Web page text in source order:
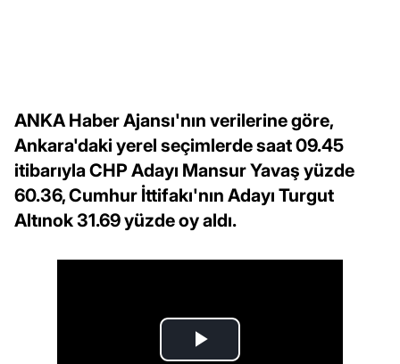
ANKA Haber Ajansı'nın verilerine göre,
Ankara'daki yerel seçimlerde saat 09.45
itibarıyla CHP Adayı Mansur Yavaş yüzde
60.36, Cumhur İttifakı'nın Adayı Turgut
Altınok 31.69 yüzde oy aldı.